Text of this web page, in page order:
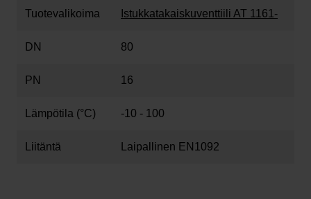
Tuotevalikoima Istukkatakaiskuventtiili AT 1161-
DN 80
PN 16
Lämpötila (°C) -10 - 100
Liitäntä Laipallinen EN1092